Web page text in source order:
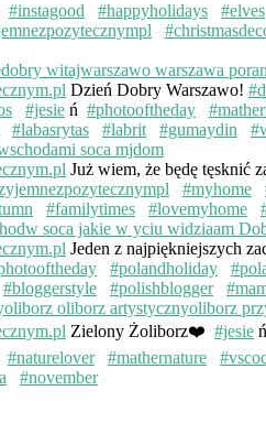
#instagood #happyholidays #elves
Dzień Dobry Warszawo!
#jesie ń #photooftheday
#labasrytas #labrit #gumaydin
Już wiem, że będę tęsknić
#myhome
#familytimes #lovemyhome
Jeden z najpiękniejszych
#polandholiday
#bloggerstyle #polishblogger
Zielony Żoliborz❤️ #jesie ń
#naturelover #mathernature
#november